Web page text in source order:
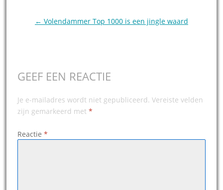
← Volendammer Top 1000 is een jingle waard
GEEF EEN REACTIE
Je e-mailadres wordt niet gepubliceerd. Vereiste velden
zijn gemarkeerd met *
Reactie *